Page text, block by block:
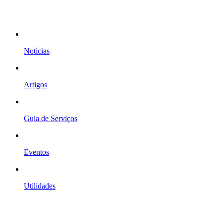
Notícias
Artigos
Guia de Serviços
Eventos
Utilidades